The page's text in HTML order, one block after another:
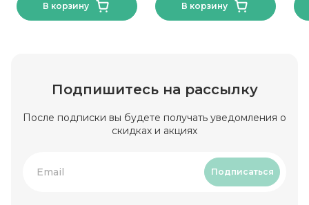
В корзину В корзину
Подпишитесь на рассылку
После подписки вы будете получать уведомления о
скидках и акциях
Подписаться